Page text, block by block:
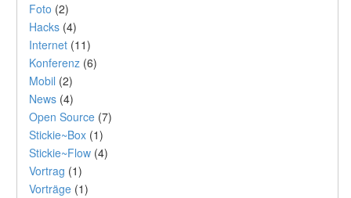
Foto (2)
Hacks (4)
Internet (11)
Konferenz (6)
Mobil (2)
News (4)
Open Source (7)
Stickie~Box (1)
Stickie~Flow (4)
Vortrag (1)
Vorträge (1)